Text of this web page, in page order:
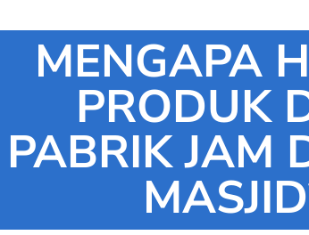
MENGAPA
PRODUK
PABRIK JAM